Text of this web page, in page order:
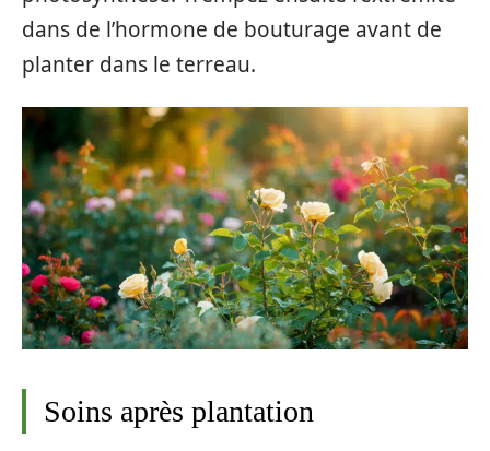
dans de l’hormone de bouturage avant de
planter dans le terreau.
Soins après plantation